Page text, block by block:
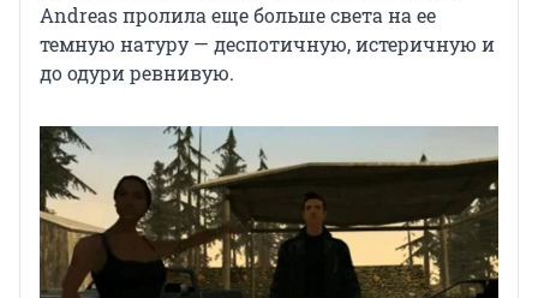
Andreas пролила еще больше света на ее
темную натуру — деспотичную, истеричную и
до одури ревнивую.